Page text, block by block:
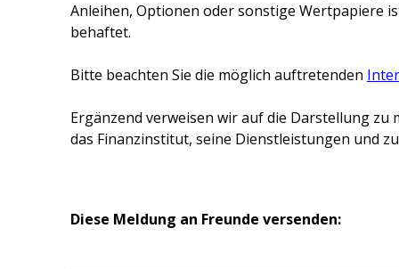
Anleihen, Optionen oder sonstige Wertpapiere
behaftet.
Bitte beachten Sie die möglich auftretenden
Ergänzend verweisen wir auf die Darstellung
das Finanzinstitut, seine Dienstleistungen und
Diese Meldung an Freunde versenden: